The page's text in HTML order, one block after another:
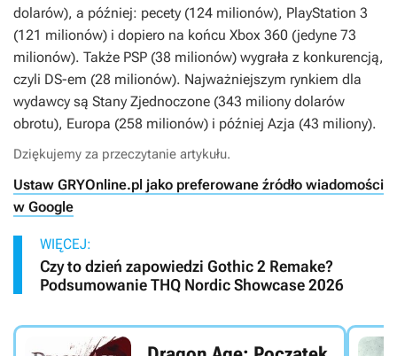
dolarów), a później: pecety (124 milionów), PlayStation 3
(121 milionów) i dopiero na końcu Xbox 360 (jedyne 73
milionów). Także PSP (38 milionów) wygrała z konkurencją,
czyli DS-em (28 milionów). Najważniejszym rynkiem dla
wydawcy są Stany Zjednoczone (343 miliony dolarów
obrotu), Europa (258 milionów) i później Azja (43 miliony).
Dziękujemy za przeczytanie artykułu.
Ustaw GRYOnline.pl jako preferowane źródło wiadomości
w Google
WIĘCEJ:
Czy to dzień zapowiedzi Gothic 2 Remake?
Podsumowanie THQ Nordic Showcase 2026